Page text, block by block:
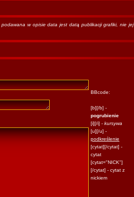
w opisie data jest datą publikacji grafiki, nie jej
BBcode:
[b][/b] -
pogrubienie
[i][/i] - kursywa
[u][/u] -
podkreślenie
[cytat][/cytat] -
cytat
[cytat="NICK"]
[/cytat] - cytat z
nickiem